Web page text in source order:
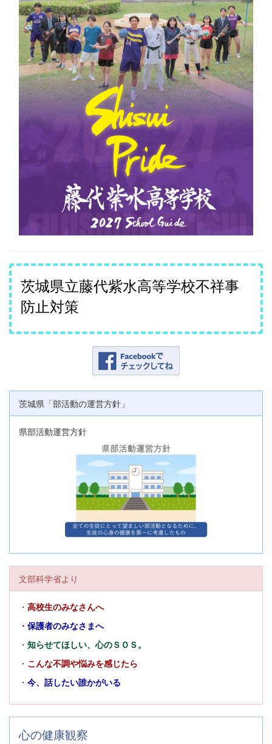
茨城県立藤代紫水高等学校不祥事
防止対策
茨城県「部活動の運営方針」
県部活動運営方針
文部科学省より
・ 高校生のみなさんへ
・ 保護者のみなさまへ
・ 知らせてほしい、心のＳＯＳ。
・ こんな不調や悩みを感じたら
・ 今、話したい誰かがいる
心の健康観察